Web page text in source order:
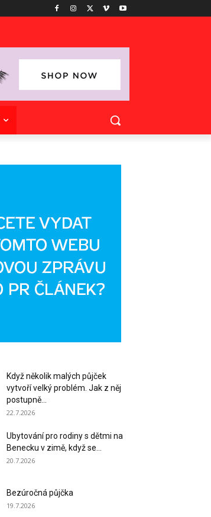
Když několik malých půjček
vytvoří velký problém. Jak z něj
postupně...
22.7.2026
Ubytování pro rodiny s dětmi na
Benecku v zimě, když se...
20.7.2026
Bezúročná půjčka
19.7.2026